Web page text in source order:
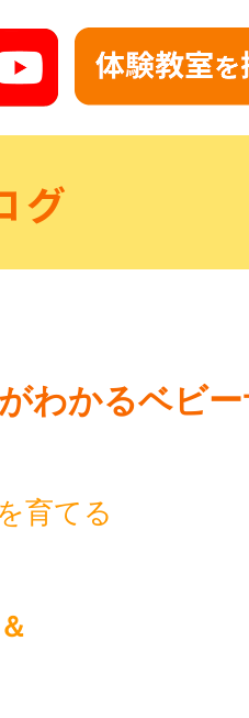
グ
わかるベビ
育てる
＆